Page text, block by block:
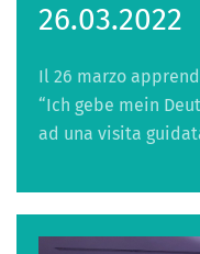
26.03.2022
Il 26 marzo
“Ich gebe mein
ad una visita